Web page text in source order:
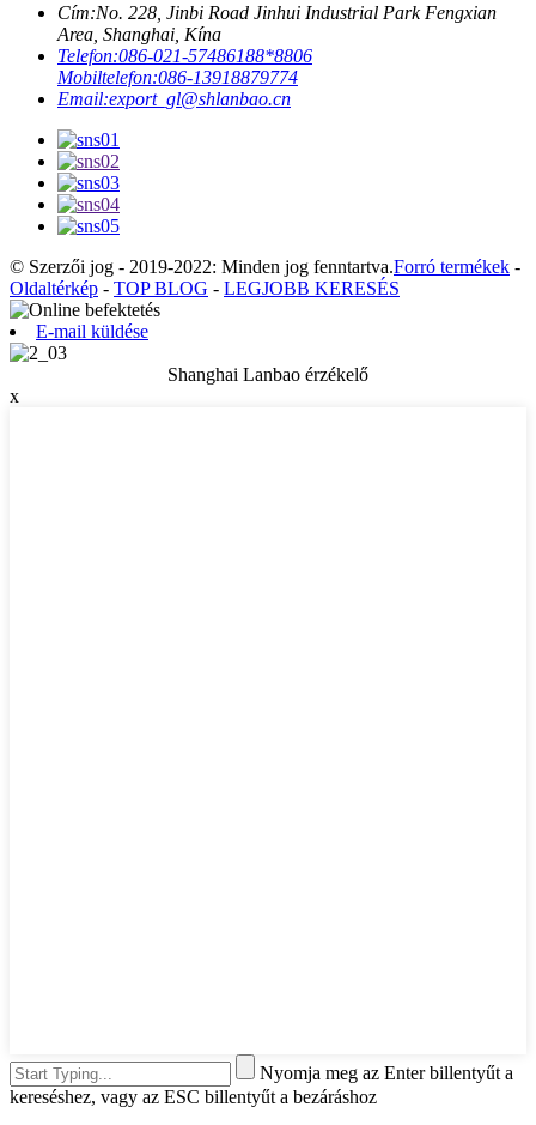
Cím:No. 228, Jinbi Road Jinhui Industrial Park Fengxian
Area, Shanghai, Kína
Telefon:086-021-57486188*8806
Mobiltelefon:086-13918879774
Email:export_gl@shlanbao.cn
© Szerzői jog - 2019-2022: Minden jog fenntartva.Forró termékek -
Oldaltérkép - TOP BLOG - LEGJOBB KERESÉS
E-mail küldése
Shanghai Lanbao érzékelő
x
Nyomja meg az Enter billentyűt a
kereséshez, vagy az ESC billentyűt a bezáráshoz